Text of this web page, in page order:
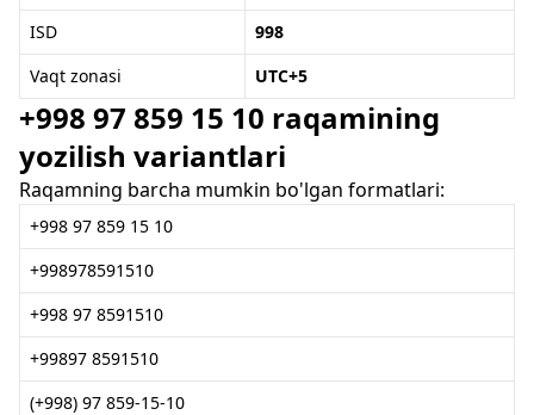
ISD
998
Vaqt zonasi
UTC+5
+998 97 859 15 10 raqamining
yozilish variantlari
Raqamning barcha mumkin bo'lgan formatlari:
+998 97 859 15 10
+998978591510
+998 97 8591510
+99897 8591510
(+998) 97 859-15-10